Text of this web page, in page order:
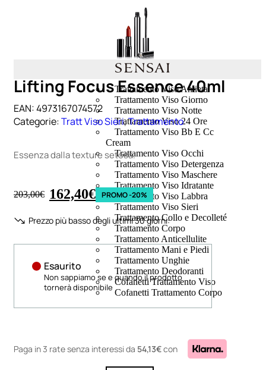
TRATTAMENTI
Trattamento Viso Antieta
Trattamento Viso Giorno
Trattamento Viso Notte
Trattamento Viso 24 Ore
Trattamento Viso Bb E Cc
Cream
Trattamento Viso Occhi
Trattamento Viso Detergenza
Trattamento Viso Maschere
Trattamento Viso Idratante
Trattamento Viso Labbra
Trattamento Viso Sieri
Trattamento Collo e Decolleté
Trattamento Corpo
Trattamento Anticellulite
Trattamento Mani e Piedi
Trattamento Unghie
Trattamento Deodoranti
Cofanetti Trattamento Viso
Cofanetti Trattamento Corpo
Lifting Focus Essence 40ml
EAN:4973167074572
Categorie:Tratt Viso Sieri,Trattamento
Essenza dalla texture setosa.
203,00€ 162,40€ PROMO -20%
Prezzo più basso degli ultimi 30 giorni:
Esaurito
Non sappiamo se e quando il prodotto
tornerà disponibile
Paga in 3 rate senza interessi da 54,13€con